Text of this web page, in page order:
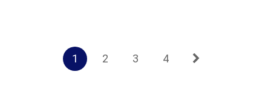
1 2 3 4